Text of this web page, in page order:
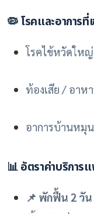
🦠 โรคและอาการ
โรคไข้หวัดใหญ่
ท้องเสีย / อาห
อาการบ้านหมุ
📊 อัตราค่าบริการ
📌 พักฟื้น 2 วั